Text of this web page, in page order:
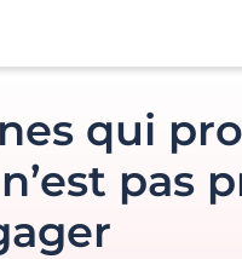
en France avec Meetic
qui
pas